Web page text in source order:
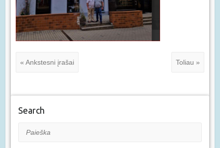
« Ankstesni įrašai Toliau »
Search
Paieška